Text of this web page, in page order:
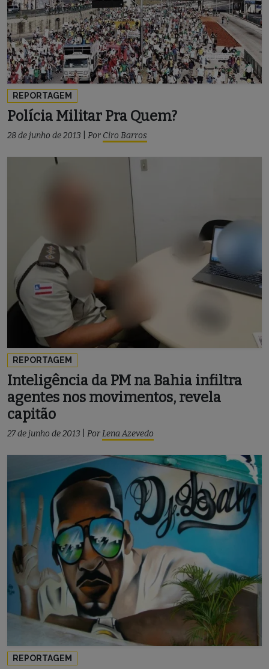
REPORTAGEM
Polícia Militar Pra Quem?
28 de junho de 2013 Por Ciro Barros
REPORTAGEM
Inteligência da PM na Bahia infiltra
agentes nos movimentos, revela
capitão
27 de junho de 2013 PorLena Azevedo
REPORTAGEM